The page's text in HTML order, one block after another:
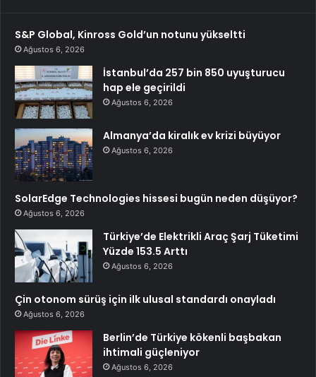
S&P Global, Kinross Gold’un notunu yükseltti
Ağustos 6, 2026
İstanbul’da 257 bin 850 uyuşturucu
hap ele geçirildi
Ağustos 6, 2026
Almanya’da kiralık ev krizi büyüyor
Ağustos 6, 2026
SolarEdge Technologies hissesi bugün neden düşüyor?
Ağustos 6, 2026
Türkiye’de Elektrikli Araç Şarj Tüketimi
Yüzde 153.5 Arttı
Ağustos 6, 2026
Çin otonom sürüş için ilk ulusal standardı onayladı
Ağustos 6, 2026
Berlin’de Türkiye kökenli başbakan
ihtimali güçleniyor
Ağustos 6, 2026